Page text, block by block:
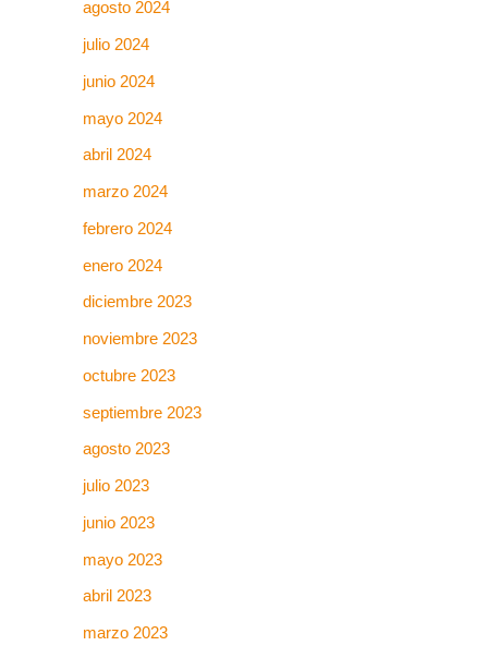
agosto 2024
julio 2024
junio 2024
mayo 2024
abril 2024
marzo 2024
febrero 2024
enero 2024
diciembre 2023
noviembre 2023
octubre 2023
septiembre 2023
agosto 2023
julio 2023
junio 2023
mayo 2023
abril 2023
marzo 2023